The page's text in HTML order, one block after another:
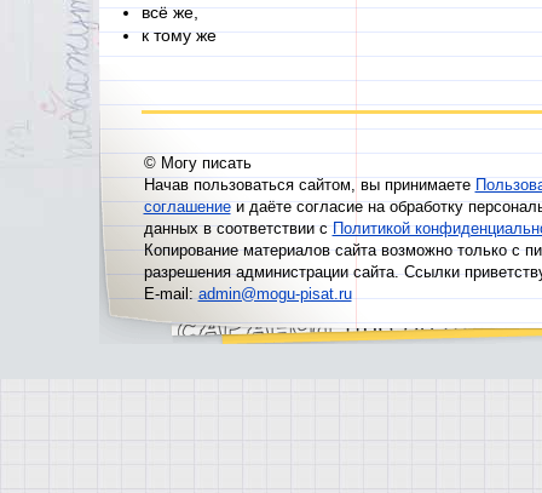
всё же,
к тому же
© Могу писать
Начав пользоваться сайтом, вы принимаете
соглашениеи даёте согласие на обработку
данных в соответствии сПолитикой
Копирование материалов сайта возможно только с
разрешения администрации сайта. Ссылки
E-mail:admin@mogu-pisat.ru